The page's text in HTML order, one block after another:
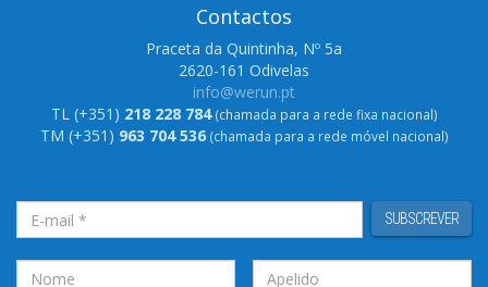
Contactos
Praceta da Quintinha, Nº 5a
2620-161 Odivelas
info@werun.pt
TL (+351) 218 228 784(chamada para a rede fixa nacional)
TM (+351) 963 704 536(chamada para a rede móvel nacional)
SUBSCREVER